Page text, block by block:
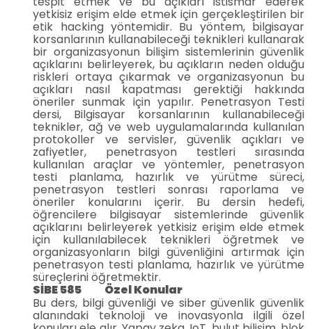
yetkisiz erişim elde etmek için gerçekleştirilen bir
etik hacking yöntemidir. Bu yöntem, bilgisayar
korsanlarının kullanabileceği teknikleri kullanarak
bir organizasyonun bilişim sistemlerinin güvenlik
açıklarını belirleyerek, bu açıkların neden olduğu
riskleri ortaya çıkarmak ve organizasyonun bu
açıkları nasıl kapatması gerektiği hakkında
öneriler sunmak için yapılır. Penetrasyon Testi
dersi, Bilgisayar korsanlarının kullanabileceği
teknikler, ağ ve web uygulamalarında kullanılan
protokoller ve servisler, güvenlik açıkları ve
zafiyetler, penetrasyon testleri sırasında
kullanılan araçlar ve yöntemler, penetrasyon
testi planlama, hazırlık ve yürütme süreci,
penetrasyon testleri sonrası raporlama ve
öneriler konularını içerir. Bu dersin hedefi,
öğrencilere bilgisayar sistemlerinde güvenlik
açıklarını belirleyerek yetkisiz erişim elde etmek
için kullanılabilecek teknikleri öğretmek ve
organizasyonların bilgi güvenliğini artırmak için
penetrasyon testi planlama, hazırlık ve yürütme
süreçlerini öğretmektir.
SİBE 585 Özel Konular
Bu ders, bilgi güvenliği ve siber güvenlik güvenlik
alanındaki teknoloji ve inovasyonla ilgili özel